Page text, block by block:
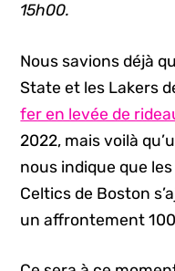
15h00.
Nous savions déjà
State et les Lakers
fer en levée de
2022, mais voilà
nous indique que
Celtics de Boston
un affrontement